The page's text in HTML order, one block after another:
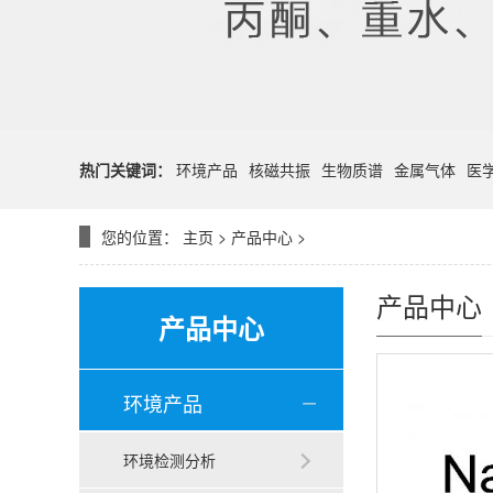
热门关键词： 环境产品 核磁共振 生物质谱 金属气体 医
您的位置： 主页 > 产品中心 >
产品中心
环境产品
环境检测分析
产品中心